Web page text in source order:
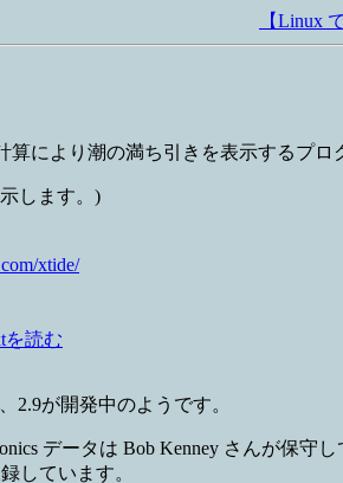
【Linux
算により潮の満ち引きを表示するプロ
します。)
xtide/
を読む
2.9が開発中のようです。
データは Bob Kenney さんが保守し
しています。